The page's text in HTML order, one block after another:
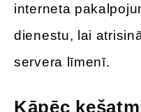
interneta
dienestu, lai
servera līmenī.
Kāpēc